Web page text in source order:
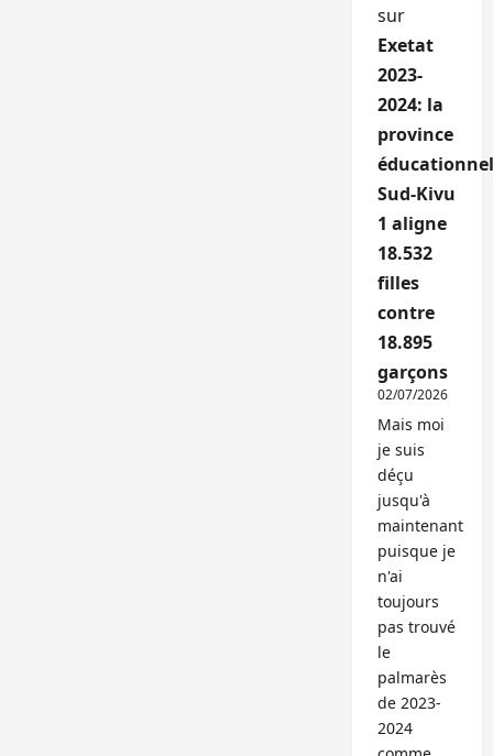
sur
Exetat
2023-
2024: la
province
Sud-Kivu
1 aligne
18.532
filles
contre
18.895
garçons
02/07/2026
Mais moi
je suis
déçu
jusqu'à
maintenant
puisque je
n'ai
toujours
pas trouvé
le
palmarès
de 2023-
2024